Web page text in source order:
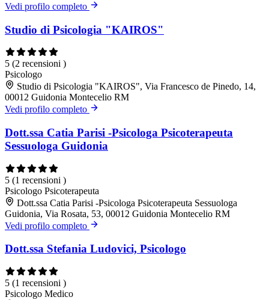
Vedi profilo completo
Studio di Psicologia "KAIROS"
5 (2 recensioni )
Psicologo
Studio di Psicologia "KAIROS", Via Francesco de Pinedo, 14,
00012 Guidonia Montecelio RM
Vedi profilo completo
Dott.ssa Catia Parisi -Psicologa Psicoterapeuta
Sessuologa Guidonia
5 (1 recensioni )
Psicologo Psicoterapeuta
Dott.ssa Catia Parisi -Psicologa Psicoterapeuta Sessuologa
Guidonia, Via Rosata, 53, 00012 Guidonia Montecelio RM
Vedi profilo completo
Dott.ssa Stefania Ludovici, Psicologo
5 (1 recensioni )
Psicologo Medico